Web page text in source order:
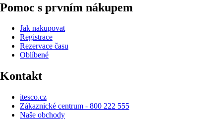
Pomoc s prvním nákupem
Jak nakupovat
Registrace
Rezervace času
Oblíbené
Kontakt
itesco.cz
Zákaznické centrum - 800 222 555
Naše obchody